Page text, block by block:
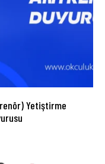
Yetiştirme